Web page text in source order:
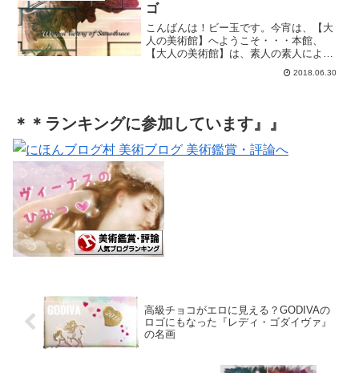
ゴ
こんばんは！ビー玉です。今宵は、【大
人の美術館】へようこそ・・・本館、
【大人の美術館】は、素人の素人による
素人のための妄想美術館です。いわゆる
“常識” とされている見解と違う箇所もあ
2018.06.30
＊＊ランキングに参加しています』』
高級チョコがエロに見える？GODIVAの
ロゴにもなった『レディ・ゴダイヴァ』
の名画